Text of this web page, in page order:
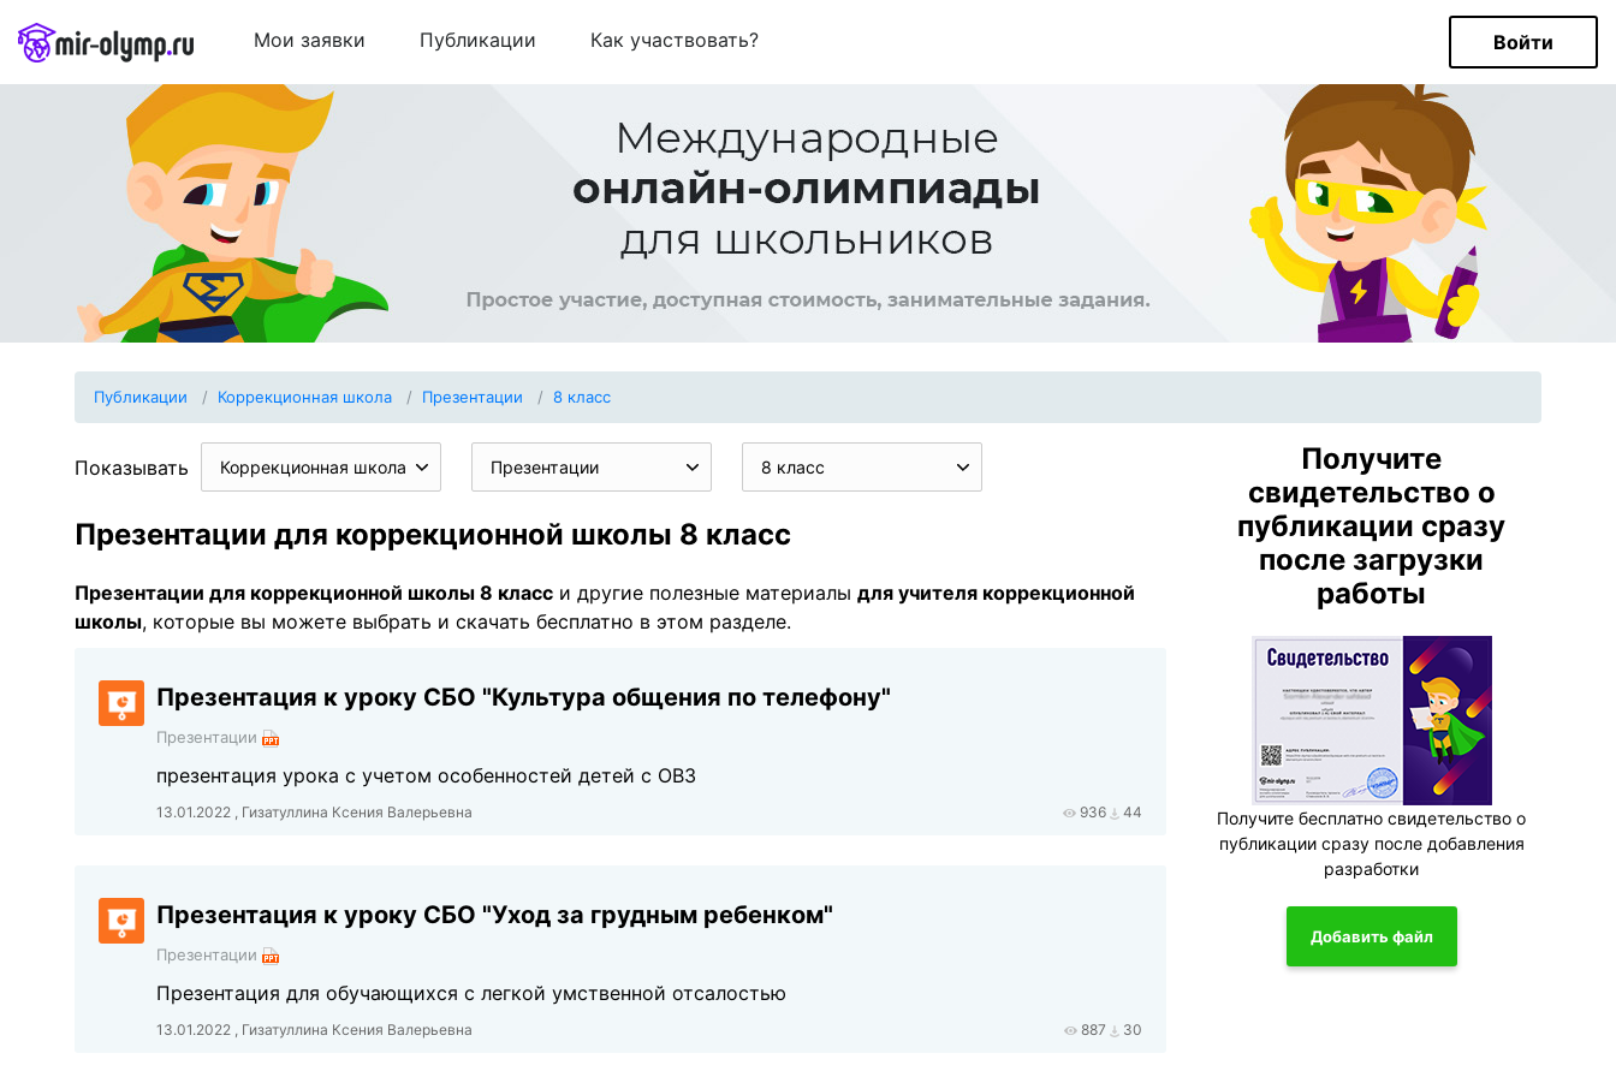
Мои заявки Публикации Как участвовать? Войти
Публикации Коррекционная школа Презентации 8 класс
Показывать Коррекционная школа Презентации 8 класс
Презентации для коррекционной школы 8 класс
Презентации для коррекционной школы 8 класс и другие полезные материалы для учителя коррекционной
школы, которые вы можете выбрать и скачать бесплатно в этом разделе.
Презентация к уроку СБО "Культура общения по телефону"
Презентации
презентация урока с учетом особенностей детей с ОВЗ
13.01.2022 , Гизатуллина Ксения Валерьевна 936 44
Презентация к уроку СБО "Уход за грудным ребенком"
Презентации
Презентация для обучающихся с легкой умственной отсалостью
13.01.2022 , Гизатуллина Ксения Валерьевна 887 30
Получите
свидетельство о
публикации сразу
после загрузки
работы
Получите бесплатно свидетельство о
публикации сразу после добавления
разработки
Добавить файл